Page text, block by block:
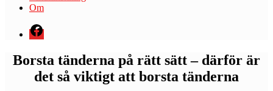
Om
Menyval
Borsta tänderna på rätt sätt – därför är
det så viktigt att borsta tänderna